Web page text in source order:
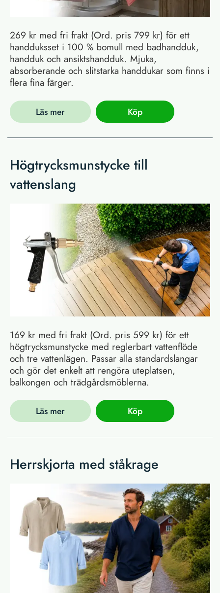
269 kr med fri frakt (Ord. pris 799 kr) för ett
handduksset i 100 % bomull med badhandduk,
handduk och ansiktshandduk. Mjuka,
absorberande och slitstarka handdukar som finns i
flera fina färger.
Läs mer Köp
Högtrycksmunstycke till
vattenslang
169 kr med fri frakt (Ord. pris 599 kr) för ett
högtrycksmunstycke med reglerbart vattenflöde
och tre vattenlägen. Passar alla standardslangar
och gör det enkelt att rengöra uteplatsen,
balkongen och trädgårdsmöblerna.
Läs mer Köp
Herrskjorta med ståkrage